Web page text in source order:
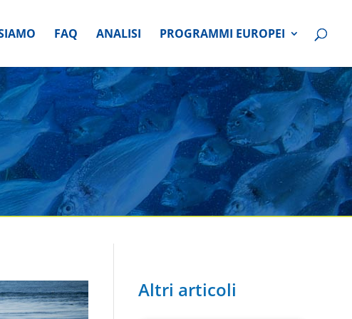
FAQ ANALISI PROGRAMMI EUROPEI
Altri articoli